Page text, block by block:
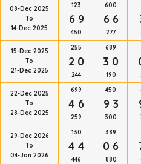
08-Dec 2025
To
14-Dec 2025
123
6 9
450
600
6 6
277
15-Dec 2025
To
21-Dec 2025
255
2 0
244
689
3 0
190
22-Dec 2025
To
28-Dec 2025
699
4 6
259
450
9 3
300
29-Dec 2026
To
04-Jan 2026
130
4 4
446
389
0 6
880